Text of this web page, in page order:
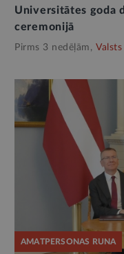
Universitātes goda
ceremonijā
Pirms 3 nedēļām,
AMATPERSONAS RUNA